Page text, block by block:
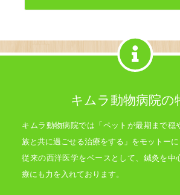
キムラ動物病院の
キムラ動物病院では「ペットが最期まで穏
族と共に過ごせる治療をする」をモットーに
従来の西洋医学をベースとして、鍼灸を中
療にも力を入れております。